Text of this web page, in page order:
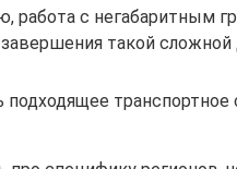
работа с негабаритным
такой сложной
подходящее